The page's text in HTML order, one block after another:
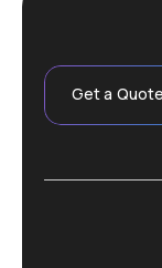
Get a Quote